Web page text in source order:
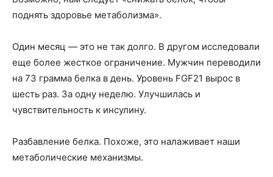
поднять здоровье метаболизма».
Один месяц — это не так долго. В другом исследовали
еще более жесткое ограничение. Мужчин переводили
на 73 грамма белка в день. Уровень FGF21 вырос в
шесть раз. За одну неделю. Улучшилась и
чувствительность к инсулину.
Разбавление белка. Похоже, это налаживает наши
метаболические механизмы.